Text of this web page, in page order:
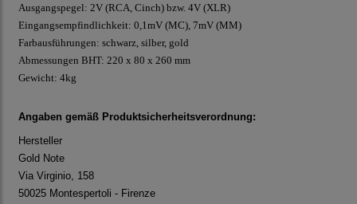
Ausgangspegel: 2V (RCA, Cinch) bzw. 4V (XLR)
Eingangsempfindlichkeit: 0,1mV (MC), 7mV (MM)
Farbausführungen: schwarz, silber, gold
Abmessungen BHT: 220 x 80 x 260 mm
Gewicht: 4kg
Angaben gemäß Produktsicherheitsverordnung:
Hersteller
Gold Note
Via Virginio, 158
50025 Montespertoli - Firenze